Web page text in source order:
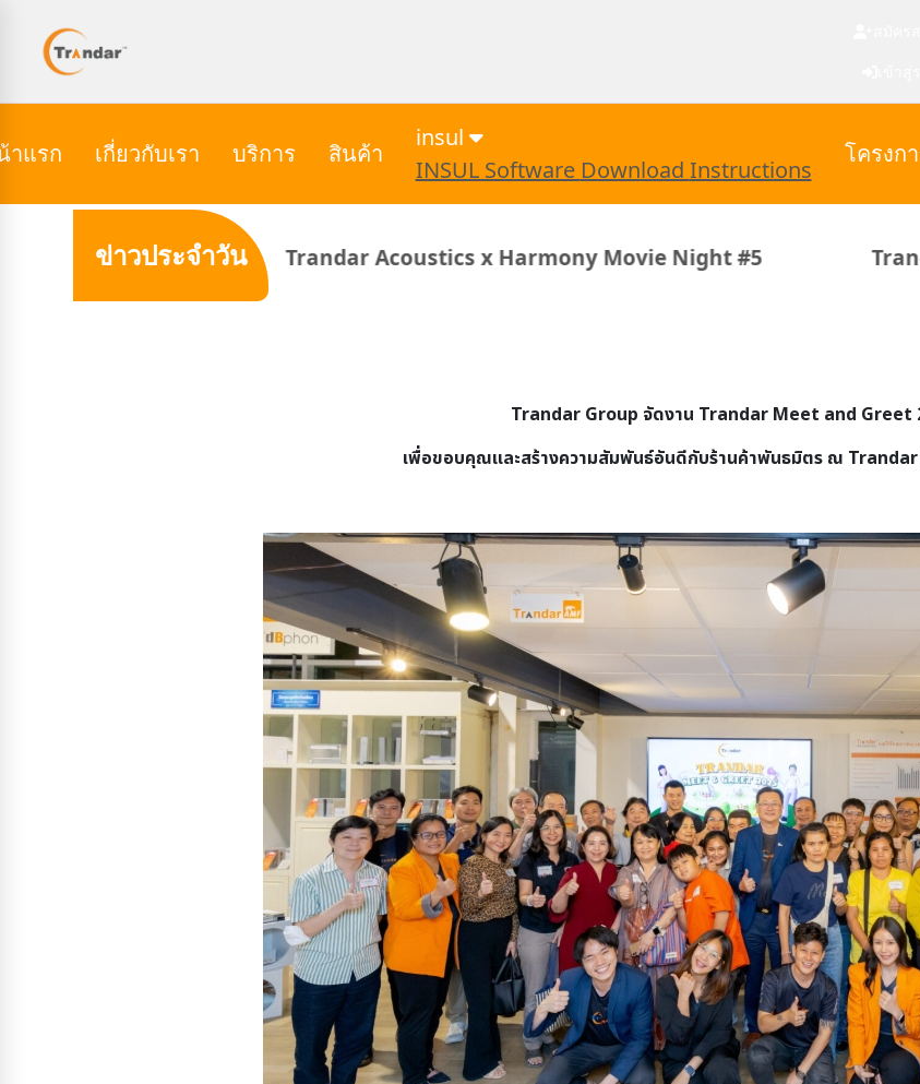
าแรก เกี่ยวกับเรา บริการ สินค้า
insul
INSUL Software Download Instructions
โครงก
ข่าวประจำวัน
Trandar Acoustics x Harmony Movie Night #5 Trandar ลุย Harmony &
Trandar Group จัดงาน Trandar Meet and Greet
เพื่อขอบคุณและสร้างความสัมพันธ์อันดีกับร้านค้าพันธมิตร ณ